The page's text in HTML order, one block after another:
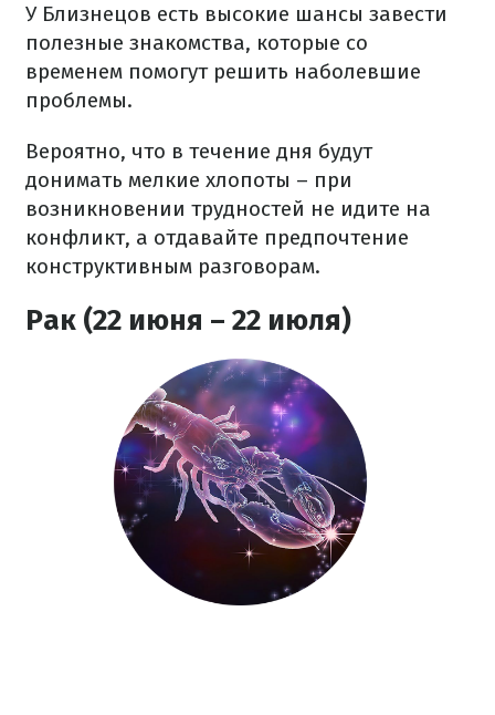
У Близнецов есть высокие шансы завести
полезные знакомства, которые со
временем помогут решить наболевшие
проблемы.
Вероятно, что в течение дня будут
донимать мелкие хлопоты – при
возникновении трудностей не идите на
конфликт, а отдавайте предпочтение
конструктивным разговорам.
Рак (22 июня – 22 июля)